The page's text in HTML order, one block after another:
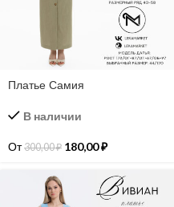
Платье Самия
В наличии
От300,00₽ 180,00₽